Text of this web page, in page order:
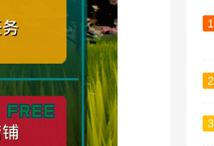
1
2
3